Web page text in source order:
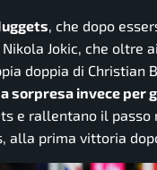
, che dopo
Jokic, che oltre
doppia di Christian
sorpresa invece per
e rallentano il
alla prima vittoria